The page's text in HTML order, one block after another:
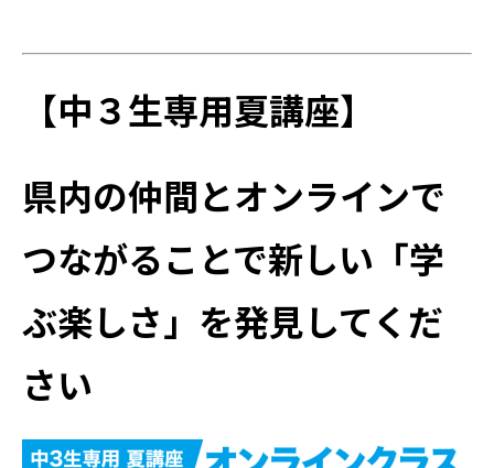
【中３生専用夏講座】
県内の仲間とオンラインで
つながることで新しい「学
ぶ楽しさ」を発見してくだ
さい